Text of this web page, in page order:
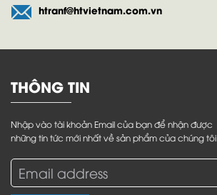
htranf@htvietnam.com.vn
THÔNG TIN
Nhập vào tài khoản Email của bạn để nhận được
những tin tức mới nhất về sản phẩm của chúng tôi